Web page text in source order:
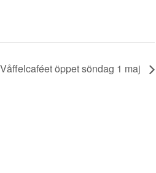
Våffelcaféet öppet söndag 1 maj